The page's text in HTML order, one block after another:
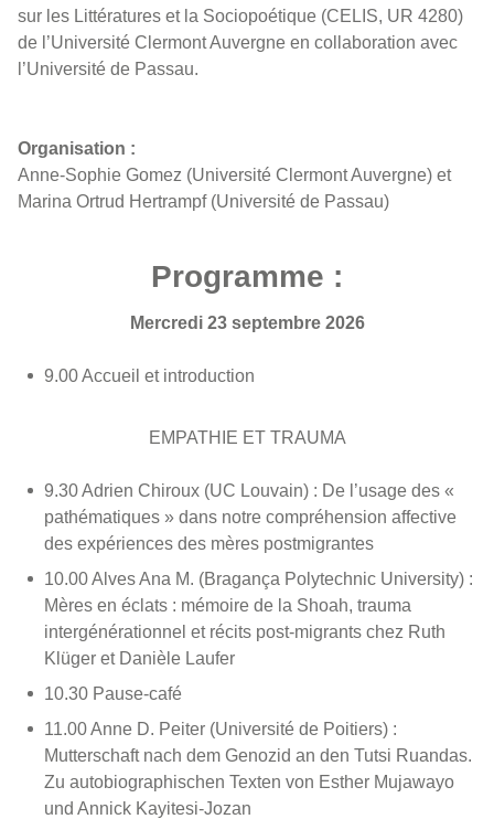
sur les Littératures et la Sociopoétique (CELIS, UR 4280)
de l’Université Clermont Auvergne en collaboration avec
l’Université de Passau.
Organisation :
Anne-Sophie Gomez (Université Clermont Auvergne) et
Marina Ortrud Hertrampf (Université de Passau)
Programme :
Mercredi 23 septembre 2026
9.00 Accueil et introduction
EMPATHIE ET TRAUMA
9.30 Adrien Chiroux (UC Louvain) : De l’usage des «
pathématiques » dans notre compréhension affective
des expériences des mères postmigrantes
10.00 Alves Ana M. (Bragança Polytechnic University) :
Mères en éclats : mémoire de la Shoah, trauma
intergénérationnel et récits post-migrants chez Ruth
Klüger et Danièle Laufer
10.30 Pause-café
11.00 Anne D. Peiter (Université de Poitiers) :
Mutterschaft nach dem Genozid an den Tutsi Ruandas.
Zu autobiographischen Texten von Esther Mujawayo
und Annick Kayitesi-Jozan